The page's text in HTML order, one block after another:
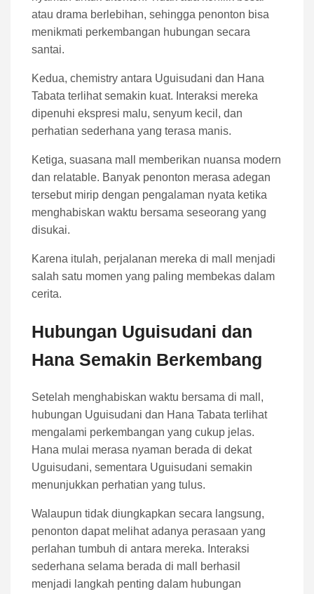
atau drama berlebihan, sehingga penonton bisa
menikmati perkembangan hubungan secara
santai.
Kedua, chemistry antara Uguisudani dan Hana
Tabata terlihat semakin kuat. Interaksi mereka
dipenuhi ekspresi malu, senyum kecil, dan
perhatian sederhana yang terasa manis.
Ketiga, suasana mall memberikan nuansa modern
dan relatable. Banyak penonton merasa adegan
tersebut mirip dengan pengalaman nyata ketika
menghabiskan waktu bersama seseorang yang
disukai.
Karena itulah, perjalanan mereka di mall menjadi
salah satu momen yang paling membekas dalam
cerita.
Hubungan Uguisudani dan
Hana Semakin Berkembang
Setelah menghabiskan waktu bersama di mall,
hubungan Uguisudani dan Hana Tabata terlihat
mengalami perkembangan yang cukup jelas.
Hana mulai merasa nyaman berada di dekat
Uguisudani, sementara Uguisudani semakin
menunjukkan perhatian yang tulus.
Walaupun tidak diungkapkan secara langsung,
penonton dapat melihat adanya perasaan yang
perlahan tumbuh di antara mereka. Interaksi
sederhana selama berada di mall berhasil
menjadi langkah penting dalam hubungan